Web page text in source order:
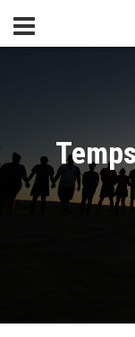
contingut